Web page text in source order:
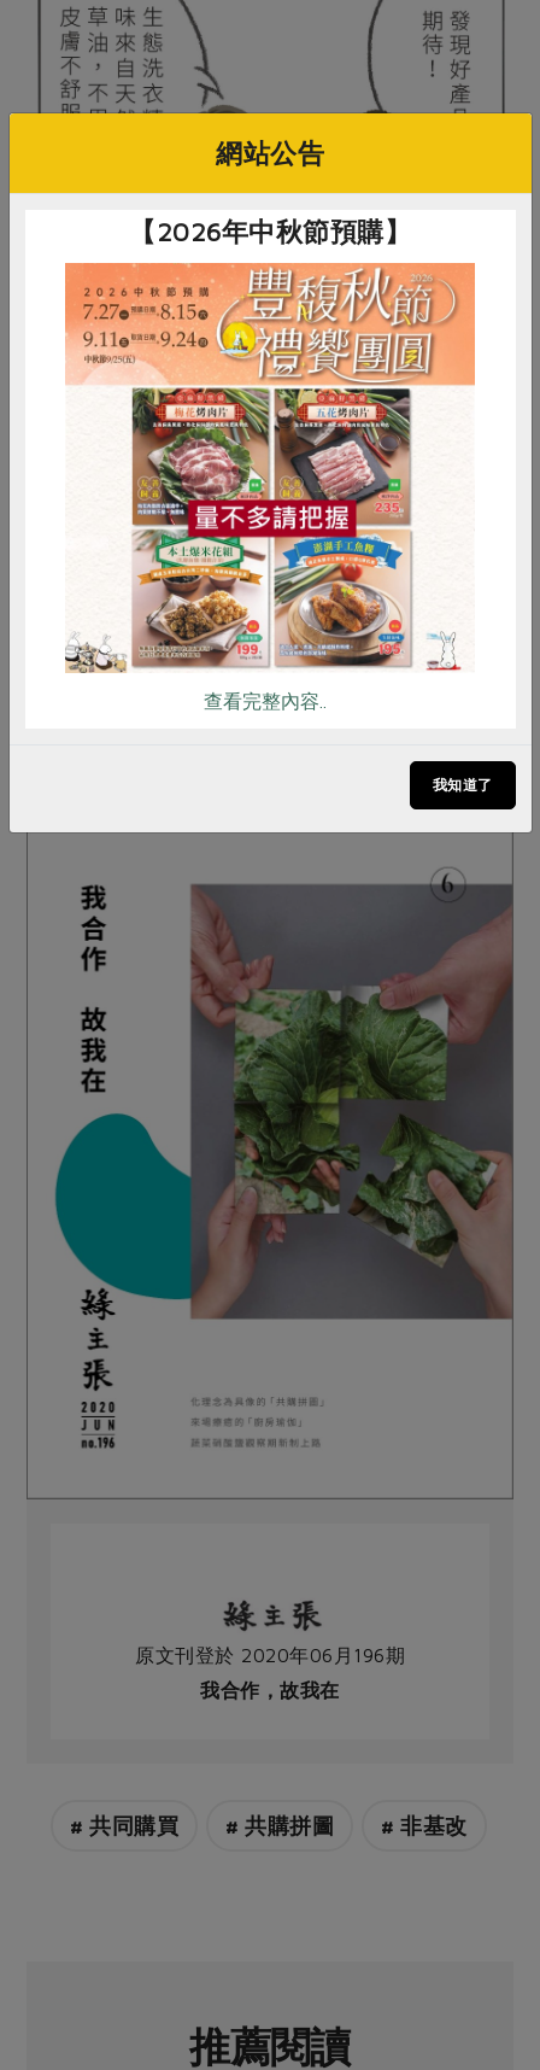
原文刊登於 2020年06月196期
我合作，故我在
# 共同購買 # 共購拼圖 # 非基改
推薦閱讀
RPET 食譜 減硝酸鹽
雞蛋 食安 共同購買
網站公告
【2026年中秋節預購】
查看完整內容..
我知道了